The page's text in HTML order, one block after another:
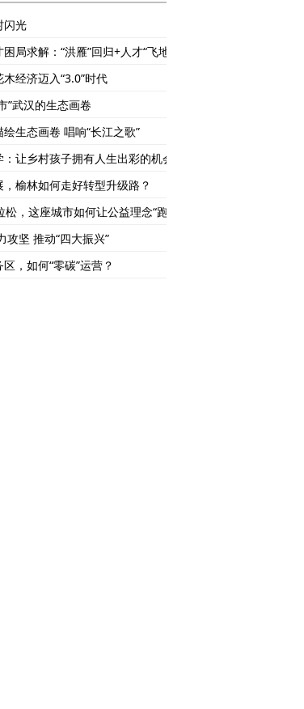
闪光
局求解：“洪雁”回归+人才“飞地”
经济迈入“3.0”时代
”武汉的生态画卷
生态画卷 唱响“长江之歌”
让乡村孩子拥有人生出彩的机会
榆林如何走好转型升级路？
攻坚 推动“四大振兴”
，如何“零碳”运营？